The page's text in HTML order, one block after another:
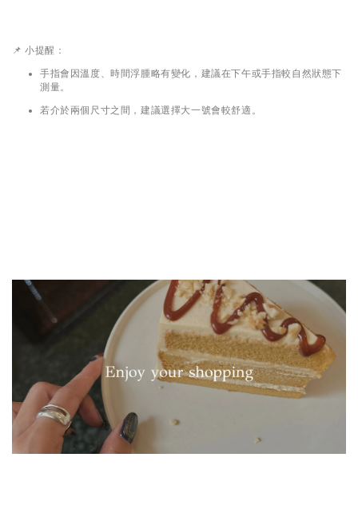
📌 小提醒：
手指會因溫度、時間浮腫略有變化，建議在下午或手指較自然狀態下
測量。
若介於兩個尺寸之間，建議選擇大一號會較舒適。